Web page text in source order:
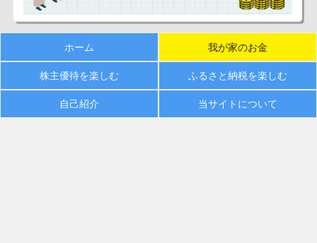
ホーム 我が家のお金
株主優待を楽しむ ふるさと納税を楽しむ
自己紹介 当サイトについて